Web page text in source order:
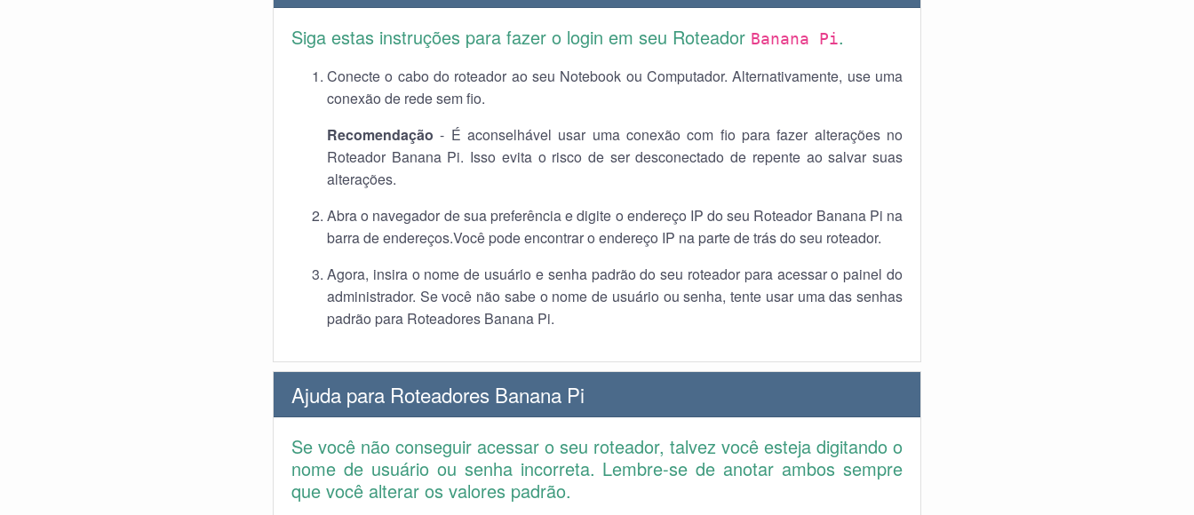
Siga estas instruções para fazer o login em seu Roteador Banana Pi.
Conecte o cabo do roteador ao seu Notebook ou Computador. Alternativamente, use uma
conexão de rede sem fio.
Recomendação - É aconselhável usar uma conexão com fio para fazer alterações no
Roteador Banana Pi. Isso evita o risco de ser desconectado de repente ao salvar suas
alterações.
Abra o navegador de sua preferência e digite o endereço IP do seu Roteador Banana Pi na
barra de endereços.Você pode encontrar o endereço IP na parte de trás do seu roteador.
Agora, insira o nome de usuário e senha padrão do seu roteador para acessar o painel do
administrador. Se você não sabe o nome de usuário ou senha, tente usar uma das senhas
padrão para Roteadores Banana Pi.
Ajuda para Roteadores Banana Pi
Se você não conseguir acessar o seu roteador, talvez você esteja digitando o
nome de usuário ou senha incorreta. Lembre-se de anotar ambos sempre
que você alterar os valores padrão.